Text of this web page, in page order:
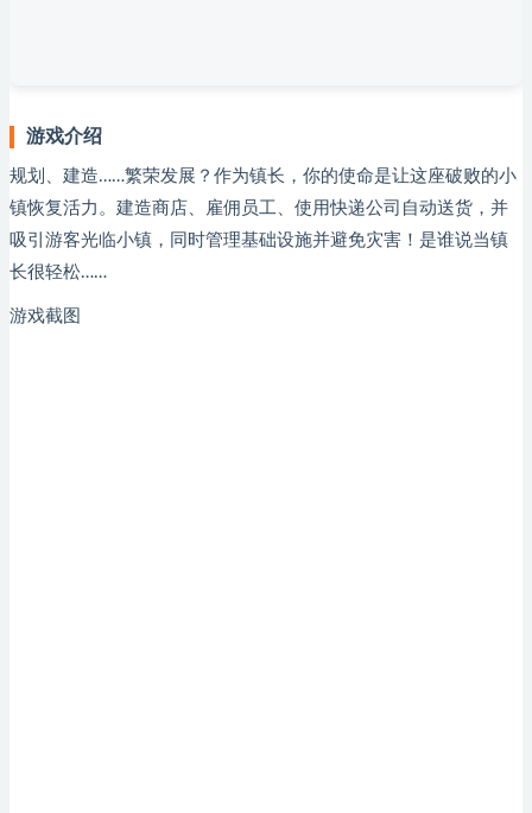
游戏介绍
规划、建造……繁荣发展？作为镇长，你的使命是让这座破败的小
镇恢复活力。建造商店、雇佣员工、使用快递公司自动送货，并
吸引游客光临小镇，同时管理基础设施并避免灾害！是谁说当镇
长很轻松……
游戏截图